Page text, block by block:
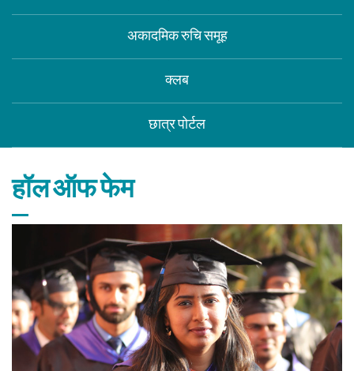
अकादमिक रुचि समूह
क्लब
छात्र पोर्टल
हॉल ऑफ फेम